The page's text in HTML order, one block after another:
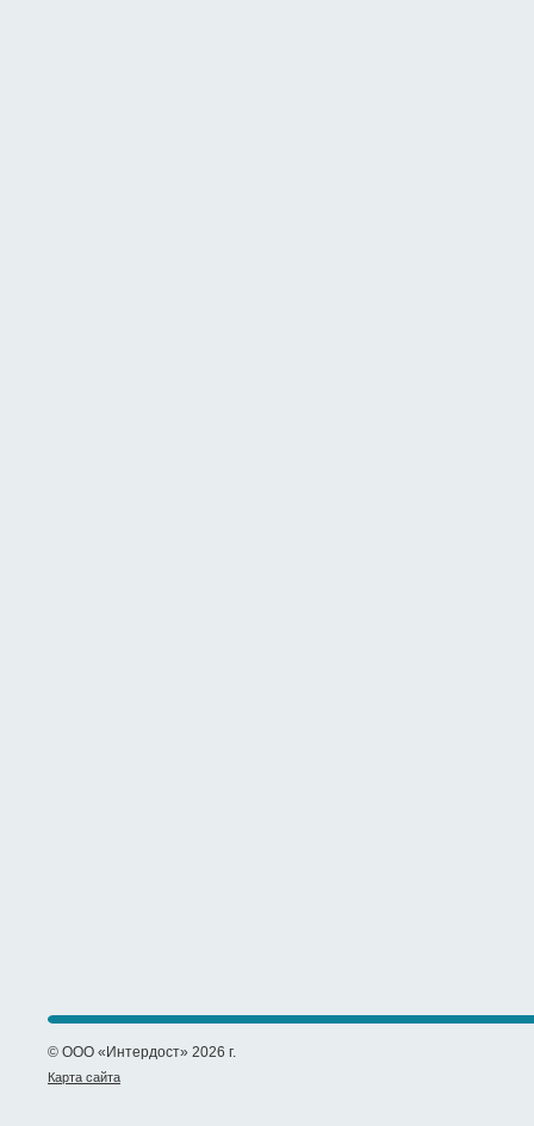
© ООО «Интердост» 2026 г.
Карта сайта